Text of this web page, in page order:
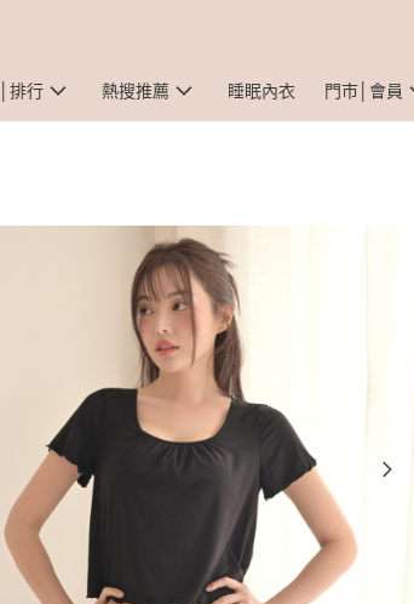
排行 熱搜推薦 睡眠內衣 門市│會員